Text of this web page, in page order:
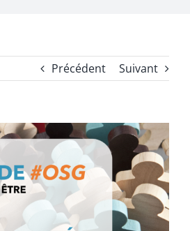
Précédent Suivant